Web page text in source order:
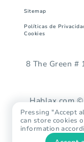
Sitemap
Políticas de
Cookies
8 The Green #
Hablax.com
Pressing "Accept
can store cookies
information